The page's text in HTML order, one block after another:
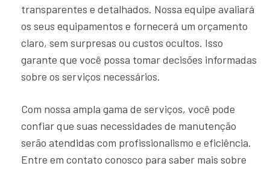
transparentes e detalhados. Nossa equipe avaliará
os seus equipamentos e fornecerá um orçamento
claro, sem surpresas ou custos ocultos. Isso
garante que você possa tomar decisões informadas
sobre os serviços necessários.
Com nossa ampla gama de serviços, você pode
confiar que suas necessidades de manutenção
serão atendidas com profissionalismo e eficiência.
Entre em contato conosco para saber mais sobre